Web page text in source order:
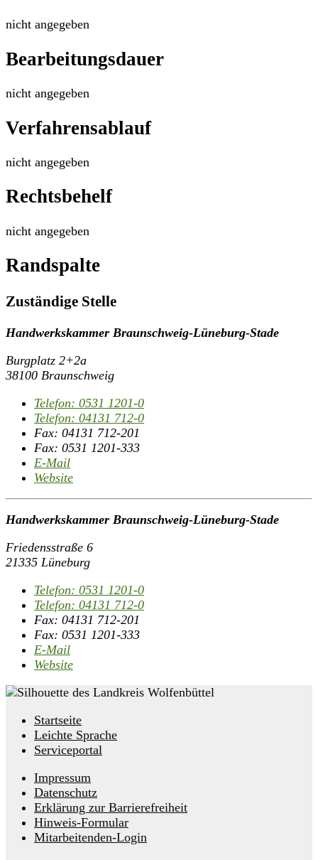
nicht angegeben
Bearbeitungsdauer
nicht angegeben
Verfahrensablauf
nicht angegeben
Rechtsbehelf
nicht angegeben
Randspalte
Zuständige Stelle
Handwerkskammer Braunschweig-Lüneburg-Stade
Burgplatz 2+2a
38100 Braunschweig
Telefon: 0531 1201-0
Telefon: 04131 712-0
Fax: 04131 712-201
Fax: 0531 1201-333
E-Mail
Website
Handwerkskammer Braunschweig-Lüneburg-Stade
Friedensstraße 6
21335 Lüneburg
Telefon: 0531 1201-0
Telefon: 04131 712-0
Fax: 04131 712-201
Fax: 0531 1201-333
E-Mail
Website
Startseite
Leichte Sprache
Serviceportal
Impressum
Datenschutz
Erklärung zur Barrierefreiheit
Hinweis-Formular
Mitarbeitenden-Login